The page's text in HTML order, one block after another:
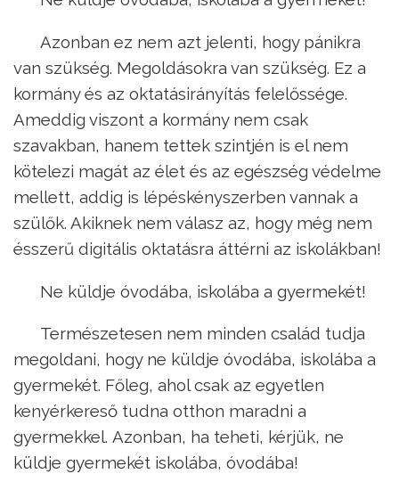
Azonban ez nem azt jelenti, hogy pánikra
van szükség. Megoldásokra van szükség. Ez a
kormány és az oktatásirányítás felelőssége.
Ameddig viszont a kormány nem csak
szavakban, hanem tettek szintjén is el nem
kötelezi magát az élet és az egészség védelme
mellett, addig is lépéskényszerben vannak a
szülők. Akiknek nem válasz az, hogy még nem
ésszerű digitális oktatásra áttérni az iskolákban!
Ne küldje óvodába, iskolába a gyermekét!
Természetesen nem minden család tudja
megoldani, hogy ne küldje óvodába, iskolába a
gyermekét. Főleg, ahol csak az egyetlen
kenyérkereső tudna otthon maradni a
gyermekkel. Azonban, ha teheti, kérjük, ne
küldje gyermekét iskolába, óvodába!